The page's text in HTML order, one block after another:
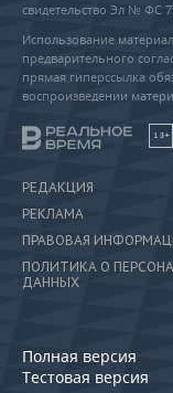
свидетельство Эл № ФС
Использование
предварительного
прямая гиперссылка
воспроизведении
18+
РЕДАКЦИЯ
РЕКЛАМА
ПРАВОВАЯ
ПОЛИТИКА О
ДАННЫХ
Полная версия
Тестовая версия